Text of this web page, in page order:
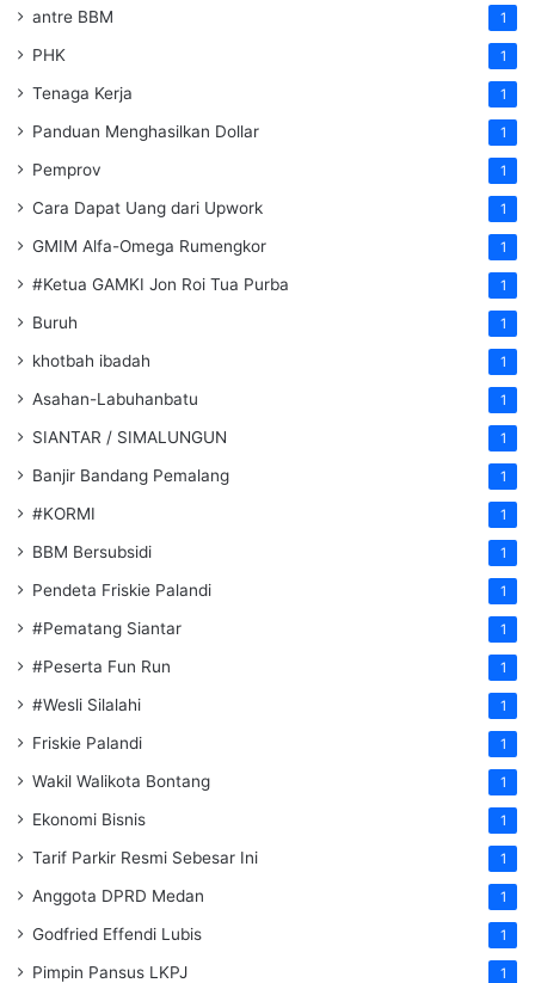
antre BBM 1
PHK 1
Tenaga Kerja 1
Panduan Menghasilkan Dollar 1
Pemprov 1
Cara Dapat Uang dari Upwork 1
GMIM Alfa-Omega Rumengkor 1
#Ketua GAMKI Jon Roi Tua Purba 1
Buruh 1
khotbah ibadah 1
Asahan-Labuhanbatu 1
SIANTAR / SIMALUNGUN 1
Banjir Bandang Pemalang 1
#KORMI 1
BBM Bersubsidi 1
Pendeta Friskie Palandi 1
#Pematang Siantar 1
#Peserta Fun Run 1
#Wesli Silalahi 1
Friskie Palandi 1
Wakil Walikota Bontang 1
Ekonomi Bisnis 1
Tarif Parkir Resmi Sebesar Ini 1
Anggota DPRD Medan 1
Godfried Effendi Lubis 1
Pimpin Pansus LKPJ 1